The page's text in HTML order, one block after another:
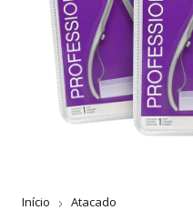
Início Atacado